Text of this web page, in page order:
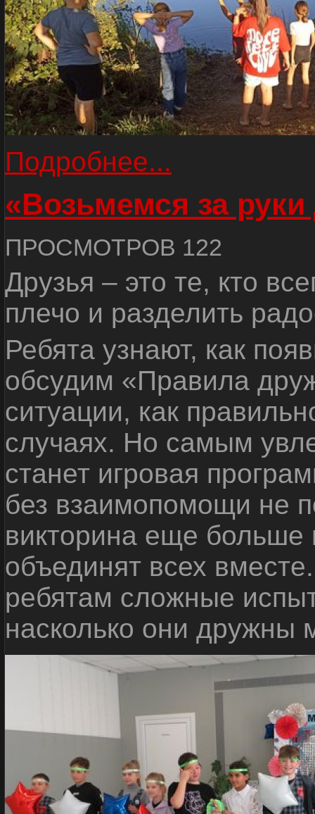
Подробнее...
«Возьмемся за руки
ПРОСМОТРОВ 122
Друзья – это те, кто
плечо и разделить
Ребята узнают, как
обсудим «Правила
ситуации, как
случаях. Но самым
станет игровая
без взаимопомощи не
викторина еще
объединят всех
ребятам сложные
насколько они дружны